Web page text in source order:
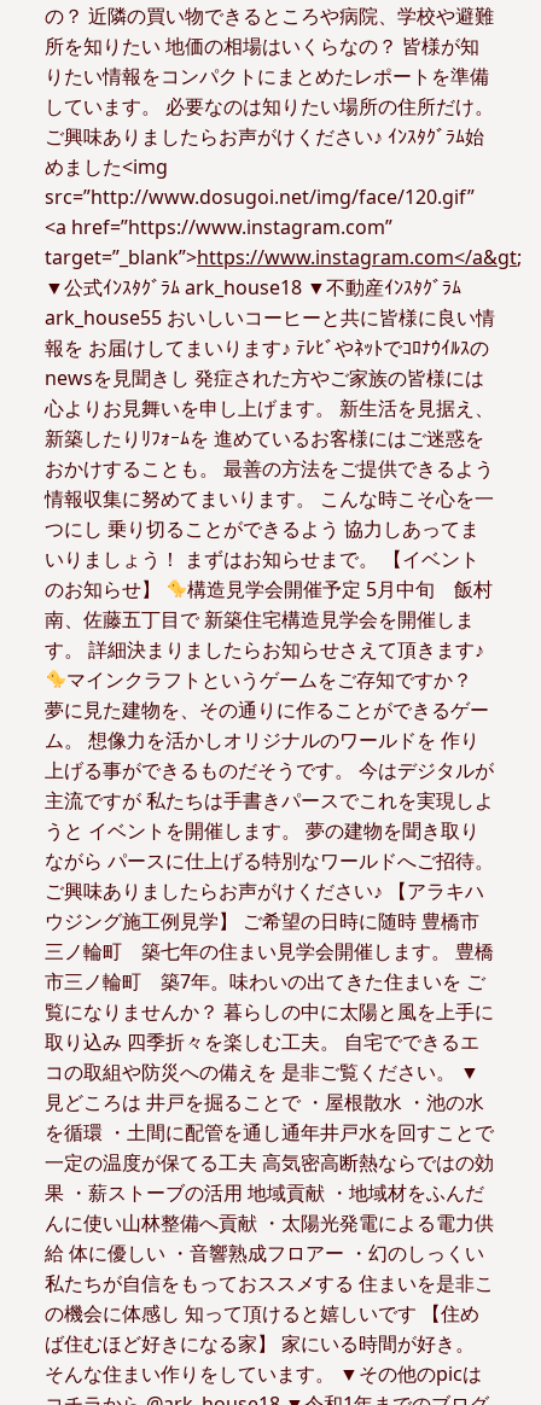
の？ 近隣の買い物できるところや病院、学校や避難
所を知りたい 地価の相場はいくらなの？ 皆様が知
りたい情報をコンパクトにまとめたレポートを準備
しています。 必要なのは知りたい場所の住所だけ。
ご興味ありましたらお声がけください♪ ｲﾝｽﾀｸﾞﾗﾑ始
めました<img
src=”http://www.dosugoi.net/img/face/120.gif”
<a href=”https://www.instagram.com”
target=”_blank”>https://www.instagram.com</a&gt;
▼公式ｲﾝｽﾀｸﾞﾗﾑ ark_house18 ▼不動産ｲﾝｽﾀｸﾞﾗﾑ
ark_house55 おいしいコーヒーと共に皆様に良い情
報を お届けしてまいります♪ ﾃﾚﾋﾞやﾈｯﾄでｺﾛﾅｳｲﾙｽの
newsを見聞きし 発症された方やご家族の皆様には
心よりお見舞いを申し上げます。 新生活を見据え、
新築したりﾘﾌｫｰﾑを 進めているお客様にはご迷惑を
おかけすることも。 最善の方法をご提供できるよう
情報収集に努めてまいります。 こんな時こそ心を一
つにし 乗り切ることができるよう 協力しあってま
いりましょう！ まずはお知らせまで。 【イベント
のお知らせ】
構造見学会開催予定 5月中旬 飯村
南、佐藤五丁目で 新築住宅構造見学会を開催しま
す。 詳細決まりましたらお知らせさえて頂きます♪
マインクラフトというゲームをご存知ですか？
夢に見た建物を、その通りに作ることができるゲー
ム。 想像力を活かしオリジナルのワールドを 作り
上げる事ができるものだそうです。 今はデジタルが
主流ですが 私たちは手書きパースでこれを実現しよ
うと イベントを開催します。 夢の建物を聞き取り
ながら パースに仕上げる特別なワールドへご招待。
ご興味ありましたらお声がけください♪ 【アラキハ
ウジング施工例見学】 ご希望の日時に随時 豊橋市
三ノ輪町 築七年の住まい見学会開催します。 豊橋
市三ノ輪町 築7年。味わいの出てきた住まいを ご
覧になりませんか？ 暮らしの中に太陽と風を上手に
取り込み 四季折々を楽しむ工夫。 自宅でできるエ
コの取組や防災への備えを 是非ご覧ください。 ▼
見どころは 井戸を掘ることで ・屋根散水 ・池の水
を循環 ・土間に配管を通し通年井戸水を回すことで
一定の温度が保てる工夫 高気密高断熱ならではの効
果 ・薪ストーブの活用 地域貢献 ・地域材をふんだ
んに使い山林整備へ貢献 ・太陽光発電による電力供
給 体に優しい ・音響熟成フロアー ・幻のしっくい
私たちが自信をもっておススメする 住まいを是非こ
の機会に体感し 知って頂けると嬉しいです 【住め
ば住むほど好きになる家】 家にいる時間が好き。
そんな住まい作りをしています。 ▼その他のpicは